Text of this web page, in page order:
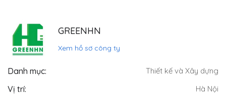
GREENHN
Xem hồ sơ công ty
Danh mục: Thiết kế và Xây dựng
Vị trí: Hà Nội